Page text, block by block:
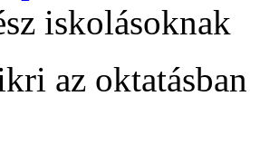
iskolásoknak
az oktatásban